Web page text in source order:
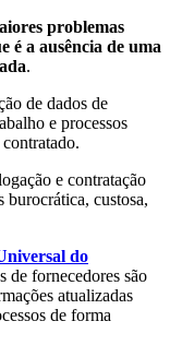
problemas
é a ausência de uma
.
de dados de
e processos
e contratação
burocrática, custosa,
do
de fornecedores são
atualizadas
de forma